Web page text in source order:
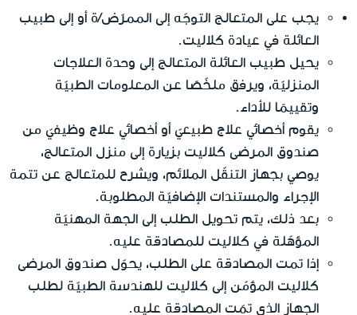
يجب على المتعالج التوجّه إلى الممرّض/ة أو إلى طبيب
العائلة في عيادة كلاليت.
يحيل طبيب العائلة المتعالج إلى وحدة العلاجات
المنزليّة، ويرفق ملخّصًا عن المعلومات الطبيّة
وتقييمًا للأداء.
يقوم أخصائي علاج طبيعيّ أو أخصائي علاج وظيفيّ من
صندوق المرضى كلاليت بزيارة إلى منزل المتعالج،
يوصي بجهاز التنقّل الملائم، ويشرح للمتعالج عن تتمة
الإجراء والمستندات الإضافيّة المطلوبة.
بعد ذلك، يتم تحويل الطلب إلى الجهة المهنيّة
المؤهّلة في كلاليت للمصادقة عليه.
إذا تمت المصادقة على الطلب، يحوّل صندوق المرضى
كلاليت المؤمّن إلى كلاليت للهندسة الطبيّة لطلب
الجهاز الذي تمّت المصادقة عليه.